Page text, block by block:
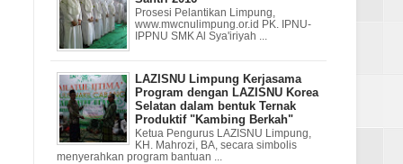
Prosesi Pelantikan Limpung,
www.mwcnulimpung.or.id PK. IPNU-
IPPNU SMK Al Sya'iriyah ...
LAZISNU Limpung Kerjasama
Program dengan LAZISNU Korea
Selatan dalam bentuk Ternak
Produktif "Kambing Berkah"
Ketua Pengurus LAZISNU Limpung,
KH. Mahrozi, BA, secara simbolis
menyerahkan program bantuan ...